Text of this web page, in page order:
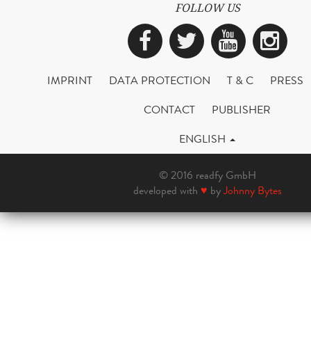
FOLLOW US
Facebook
Twitter
IMPRINT DATA PROTECTION T & C
PRESS
CONTACT
PUBLISHER
ENGLISH
© 2016 readfy GmbH
developed with ♥ byJohnny Bytes